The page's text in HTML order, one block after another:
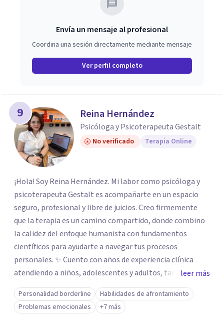
Envía un mensaje al profesional
Coordina una sesión directamente mediante mensaje
Ver perfil completo
9 Reina Hernández
Psicóloga y Psicoterapeuta Gestalt
No verificado Terapia Online
¡Hola! Soy Reina Hernández. Mi labor como psicóloga y
psicoterapeuta Gestalt es acompañarte en un espacio
seguro, profesional y libre de juicios. Creo firmemente
que la terapia es un camino compartido, donde combino
la calidez del enfoque humanista con fundamentos
científicos para ayudarte a navegar tus procesos
personales. ✨ Cuento con años de experiencia clínica
atendiendo a niños, adolescentes y adultos, tanto en mi
consultorio privado como en entornos especializados. Me
especializo en el abordaje de traumas, trastornos del
ánimo, duelos y los desafíos emocionales que surgen con
leer más
Personalidad borderline
Habilidades de afrontamiento
Problemas emocionales
+7 más